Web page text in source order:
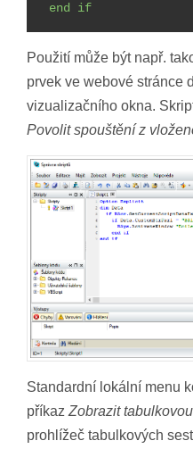
end if
Použití může být např.
prvek ve webové stránce
vizualizačního okna.
Povolit spouštění z
Standardní lokální menu
příkaz Zobrazit
prohlížeč tabulkových